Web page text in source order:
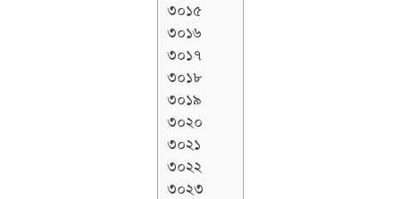
৩০১৫
৩০১৬
৩০১৭
৩০১৮
৩০১৯
৩০২০
৩০২১
৩০২২
৩০২৩